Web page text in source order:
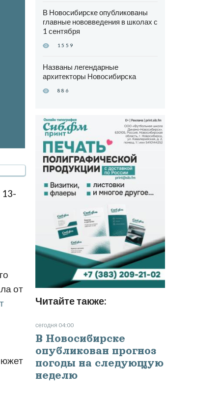
13-
от
В Новосибирске опубликованы
главные нововведения в школах с
1 сентября
1559
Названы легендарные
архитекторы Новосибирска
886
Читайте также:
сегодня 04:00
В Новосибирске
опубликован прогноз
погоды на следующую
неделю